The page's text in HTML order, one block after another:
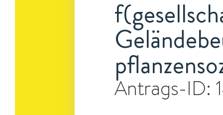
Antrags-ID: